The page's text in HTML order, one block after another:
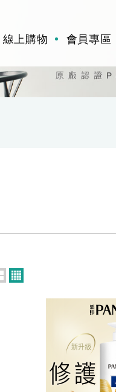
線上購物 會員專區